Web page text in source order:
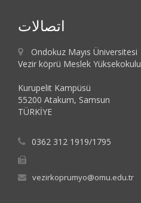
اتصالات
Ondokuz Mayıs Üniversitesi
Vezir köprü Meslek Yüksekokulu
Kurupelit Kampüsü
55200 Atakum, Samsun
TÜRKİYE
0362 312 1919/1795
vezirkoprumyo@omu.edu.tr